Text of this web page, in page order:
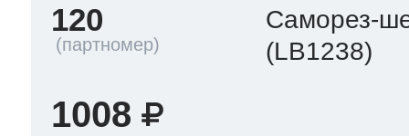
120
Саморез-
(LB1238)
1008